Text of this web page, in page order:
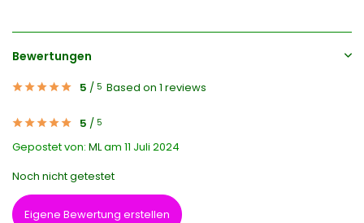
Bewertungen
5 / 5 Based on 1 reviews
5 / 5
Gepostet von: MLam 11 Juli 2024
Noch nicht getestet
Eigene Bewertung erstellen